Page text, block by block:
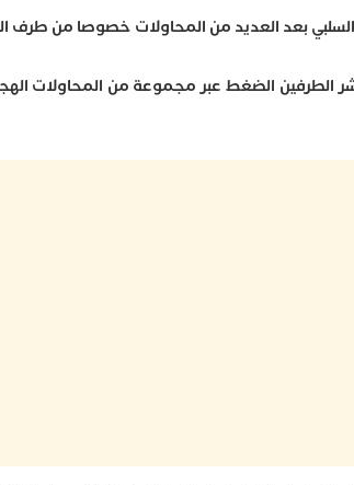
السلبي بعد العديد من المحاولات خصوصا من طرف
الطرفين الضغط عبر مجموعة من المحاولات